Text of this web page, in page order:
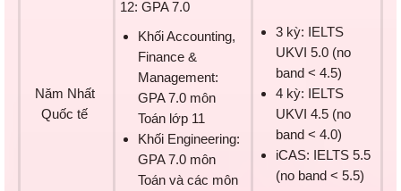
Năm Nhất
Quốc tế
12: GPA 7.0
Khối Accounting,
Finance &
Management:
GPA 7.0 môn
Toán lớp 11
Khối Engineering:
GPA 7.0 môn
Toán và các môn
3 kỳ: IELTS
UKVI 5.0 (no
band < 4.5)
4 kỳ: IELTS
UKVI 4.5 (no
band < 4.0)
iCAS: IELTS 5.5
(no band < 5.5)